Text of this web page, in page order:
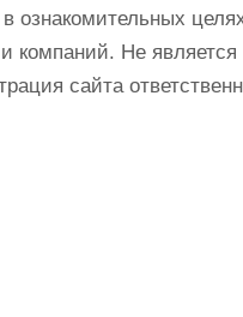
ознакомительных
компаний. Не
сайта